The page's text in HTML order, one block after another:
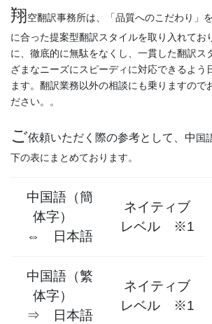
翔空翻訳事務所は、「品質へのこだわり」
に合った提案型翻訳スタイルを取り入れてお
に、徹底的に無駄をなくし、一貫した翻訳ス
ざまなニーズにスピーディに対応できるよう
ます。翻訳業務以外の相談にも乗りますので
ださい。。
ご依頼いただく際の参考として、中国
下の表にまとめております。
中国語（簡
体字）
⇔ 日本語
ネイティブ
レベル ※1
中国語（繁
体字）
⇒ 日本語
ネイティブ
レベル ※1